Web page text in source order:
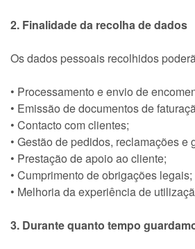
2. Finalidade da recolha de dados
Os dados pessoais recolhidos
• Processamento e envio de
• Emissão de documentos de
• Contacto com clientes;
• Gestão de pedidos, reclamações e
• Prestação de apoio ao cliente;
• Cumprimento de obrigações legais;
• Melhoria da experiência de
3. Durante quanto tempo